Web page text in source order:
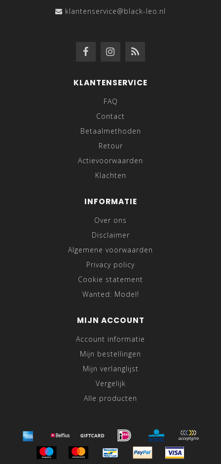
klantenservice@black-leo.nl
KLANTENSERVICE
FAQ
Contact
Betaalmethoden
Retour
Actievoorwaarden
Klachten
INFORMATIE
Over ons
Disclaimer
Algemene voorwaarden
Privacy policy
Cookie statement
Wanted: Model!
MIJN ACCOUNT
Account informatie
Mijn bestellingen
Mijn verlanglijst
Vergelijk
Alle producten